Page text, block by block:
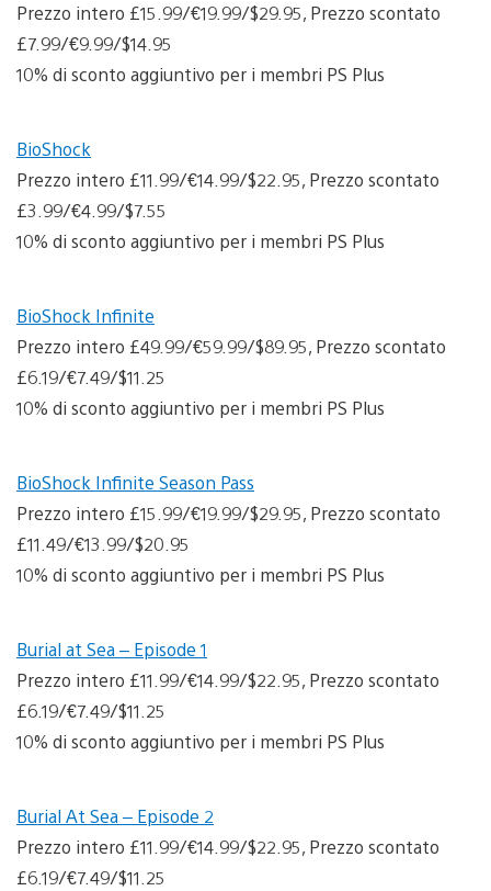
Prezzo intero £15.99/€19.99/$29.95, Prezzo scontato
£7.99/€9.99/$14.95
10% di sconto aggiuntivo per i membri PS Plus
BioShock
Prezzo intero £11.99/€14.99/$22.95, Prezzo scontato
£3.99/€4.99/$7.55
10% di sconto aggiuntivo per i membri PS Plus
BioShock Infinite
Prezzo intero £49.99/€59.99/$89.95, Prezzo scontato
£6.19/€7.49/$11.25
10% di sconto aggiuntivo per i membri PS Plus
BioShock Infinite Season Pass
Prezzo intero £15.99/€19.99/$29.95, Prezzo scontato
£11.49/€13.99/$20.95
10% di sconto aggiuntivo per i membri PS Plus
Burial at Sea – Episode 1
Prezzo intero £11.99/€14.99/$22.95, Prezzo scontato
£6.19/€7.49/$11.25
10% di sconto aggiuntivo per i membri PS Plus
Burial At Sea – Episode 2
Prezzo intero £11.99/€14.99/$22.95, Prezzo scontato
£6.19/€7.49/$11.25